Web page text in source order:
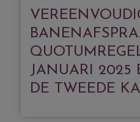
JANUARI 2025
DE TWEEDE